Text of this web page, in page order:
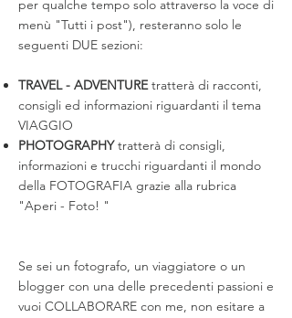
per qualche tempo solo attraverso la voce di
menù "Tutti i post"), resteranno solo le
seguenti DUE sezioni:
TRAVEL - ADVENTUREtratterà di racconti,
consigli ed informazioni riguardanti il tema
VIAGGIO
PHOTOGRAPHYtratterà di consigli,
informazioni e trucchi riguardanti il mondo
della FOTOGRAFIA grazie alla rubrica
"Aperi - Foto! "
Se sei un fotografo, un viaggiatore o un
blogger con una delle precedenti passioni e
vuoi COLLABORARE con me, non esitare a